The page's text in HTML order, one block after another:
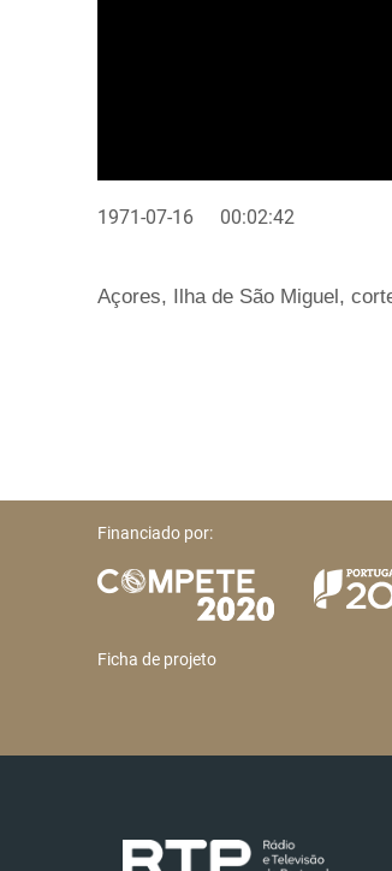
1971-07-16 00:02:42
Açores, Ilha de São Miguel,
Financiado por:
Ficha de projeto